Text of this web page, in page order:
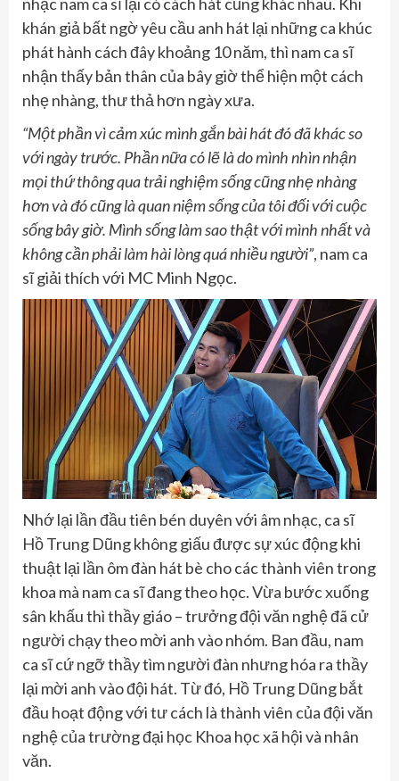
khán giả bất ngờ yêu cầu anh hát lại những ca khúc
phát hành cách đây khoảng 10 năm, thì nam ca sĩ
nhận thấy bản thân của bây giờ thể hiện một cách
nhẹ nhàng, thư thả hơn ngày xưa.
“Một phần vì cảm xúc mình gắn bài hát đó đã khác so
với ngày trước. Phần nữa có lẽ là do mình nhìn nhận
mọi thứ thông qua trải nghiệm sống cũng nhẹ nhàng
hơn và đó cũng là quan niệm sống của tôi đối với cuộc
sống bây giờ. Mình sống làm sao thật với mình nhất và
không cần phải làm hài lòng quá nhiều người”, nam ca
sĩ giải thích với MC Minh Ngọc.
Nhớ lại lần đầu tiên bén duyên với âm nhạc, ca sĩ
Hồ Trung Dũng không giấu được sự xúc động khi
thuật lại lần ôm đàn hát bè cho các thành viên trong
khoa mà nam ca sĩ đang theo học. Vừa bước xuống
sân khấu thì thầy giáo – trưởng đội văn nghệ đã cử
người chạy theo mời anh vào nhóm. Ban đầu, nam
ca sĩ cứ ngỡ thầy tìm người đàn nhưng hóa ra thầy
lại mời anh vào đội hát. Từ đó, Hồ Trung Dũng bắt
đầu hoạt động với tư cách là thành viên của đội văn
nghệ của trường đại học Khoa học xã hội và nhân
văn.